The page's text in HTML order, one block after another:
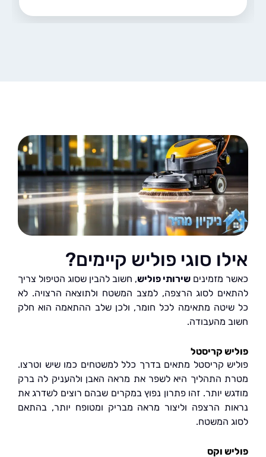
סוגי פוליש קיימים?
מזמינים שירותי פוליש, חשוב להבין שסוג הטיפול צריך
לסוג הרצפה, למצב המשטח ולתוצאה הרצויה. לא
מתאימה לכל חומר, ולכן שלב ההתאמה הוא חלק
מהעבודה.
קריסטל
קריסטל מתאים בדרך כלל למשטחים כמו שיש וטרצו.
התהליך היא לשפר את מראה האבן ולהעניק לה ברק
יותר. זהו פתרון נפוץ במקרים שבהם רוצים לשדרג את
הרצפה וליצור מראה מבריק ומטופח יותר, בהתאם
המשטח.
וקס